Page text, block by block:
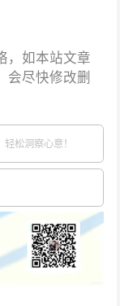
，如本站文章
会尽快修改删
松洞察心意！